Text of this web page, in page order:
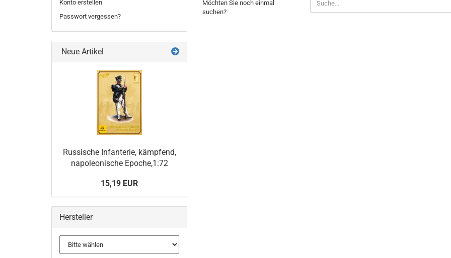
SIE
NOCH
Möchten Sie noch einmal
suchen?
Konto erstellen
Passwort vergessen?
Neue Artikel
Russische Infanterie, kämpfend,
napoleonische Epoche,1:72
15,19 EUR
Hersteller